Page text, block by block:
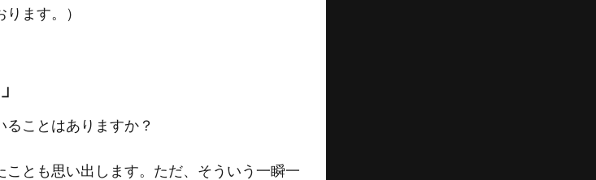
ます。）
ことはありますか？
とも思い出します。ただ、そういう一瞬一